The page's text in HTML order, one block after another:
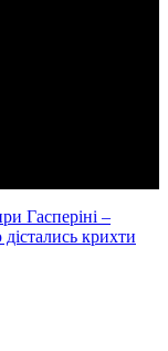
Гасперіні –
крихти